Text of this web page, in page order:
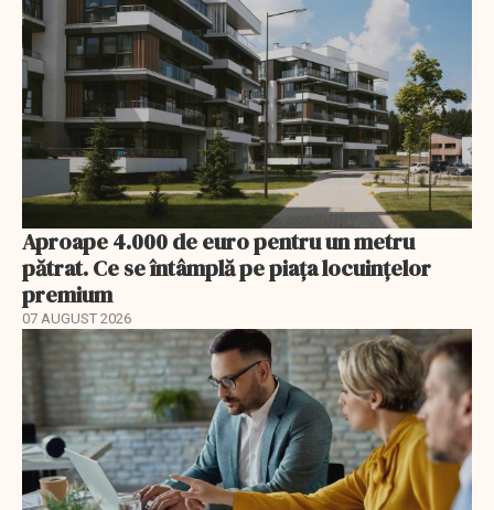
Aproape 4.000 de euro pentru un metru
pătrat. Ce se întâmplă pe piața locuințelor
premium
07 AUGUST 2026